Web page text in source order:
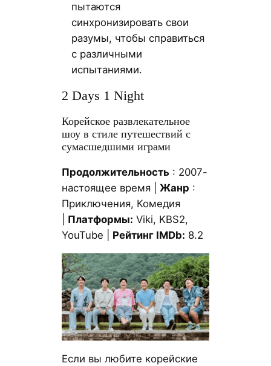
пытаются
синхронизировать свои
разумы, чтобы справиться
с различными
испытаниями.
2 Days 1 Night
Корейское развлекательное
шоу в стиле путешествий с
сумасшедшими играми
Продолжительность: 2007-
настоящее время | Жанр :
Приключения, Комедия
Платформы: Viki, KBS2,
YouTube | Рейтинг IMDb: 8.2
Если вы любите корейские